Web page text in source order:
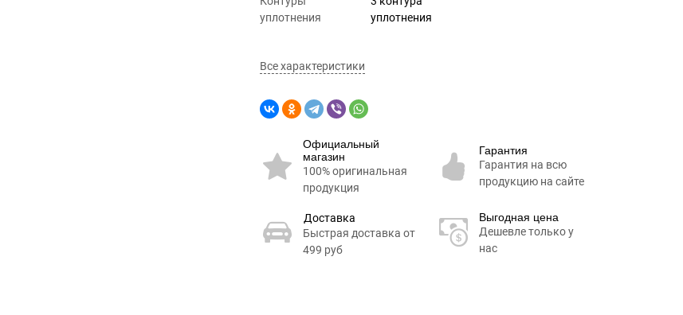
уплотнения
уплотнения
Все характеристики
Официальный
магазин
100% оригинальная
продукция
Гарантия
Гарантия на всю
продукцию на сайте
Доставка
Быстрая доставка от
499 руб
Выгодная цена
Дешевле только у
нас